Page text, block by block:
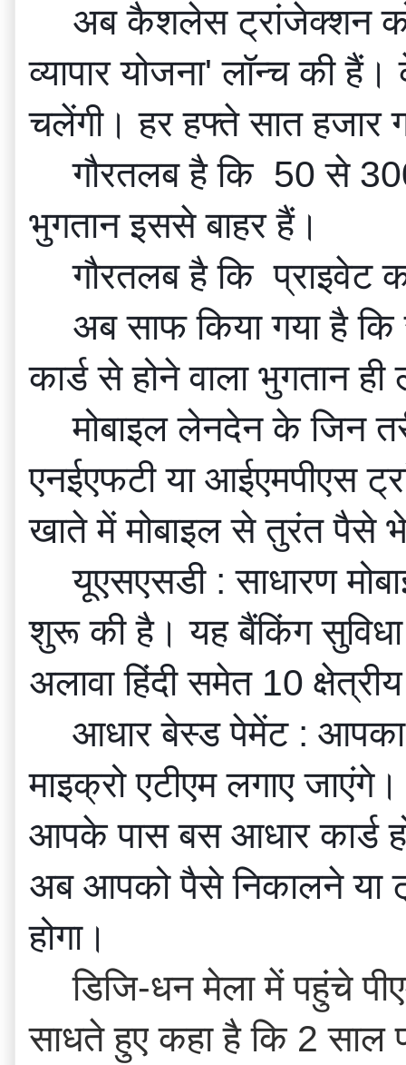
अब कैशलेस ट्रांजेक्शन
व्यापार योजना' लॉन्च की
चलेंगी। हर हफ्ते सात हजार
गौरतलब है कि  50 से
भुगतान इससे बाहर हैं।
गौरतलब है कि  प्राइवेट
अब साफ किया गया है
कार्ड से होने वाला भुगतान
मोबाइल लेनदेन के जिन
एनईएफटी या आईएमपीएस
खाते में मोबाइल से तुरंत
यूएसएसडी : साधारण
शुरू की है। यह बैंकिंग
अलावा हिंदी समेत 10
आधार बेस्ड पेमेंट : आपका
माइक्रो एटीएम लगाए
आपके पास बस आधार कार्ड
अब आपको पैसे निकालने या
होगा।
डिजि-धन मेला में पहुंचे
साधते हुए कहा है कि 2 साल